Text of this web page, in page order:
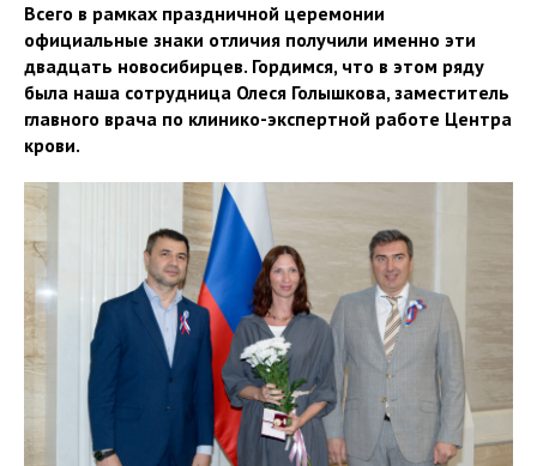
Всего в рамках праздничной церемонии
официальные знаки отличия получили именно эти
двадцать новосибирцев. Гордимся, что в этом ряду
была наша сотрудница Олеся Голышкова, заместитель
главного врача по клинико-экспертной работе Центра
крови.